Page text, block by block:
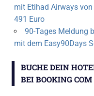
mit Etihad Airways
491 Euro
90-Tages Meldung
mit dem Easy90Days
BUCHE DEIN
BEI BOOKING COM